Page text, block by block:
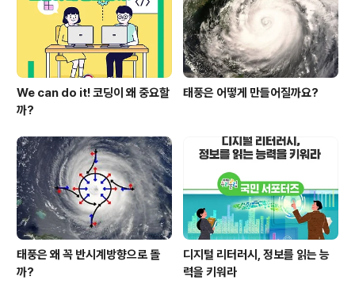
어보셨나요?기술영재! 부산기계공고의 '특색 있는 학교 만
들기' 담당자이신 정도건 선생님을 만나보았습니..
We can do it! 코딩이 왜 중요할
까?
태풍은 어떻게 만들어질까요?
태풍은 왜 꼭 반시계방향으로 돌
까?
디지털 리터러시, 정보를 읽는 능
력을 키워라